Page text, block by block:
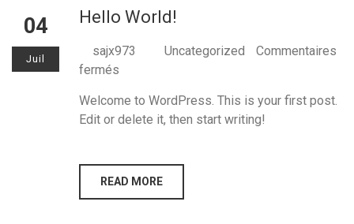
04
Juil
Hello World!
sajx973 Uncategorized
Commentaires
fermés
world!
Welcome to WordPress. This is your first post.
Edit or delete it, then start writing!
READ MORE